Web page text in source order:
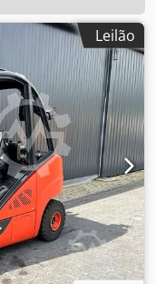
Leilão